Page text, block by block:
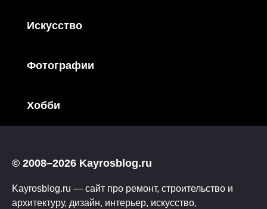
Искусство
Фотографии
Хобби
© 2008–2026 Kayrosblog.ru
Kayrosblog.ru — сайт про ремонт, строительство и
архитектуру, дизайн, интерьер, искусство,